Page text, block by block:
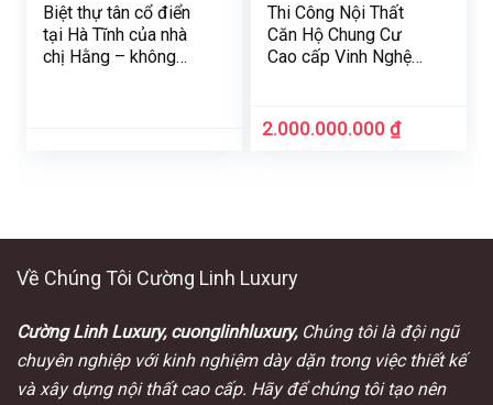
Biệt thự tân cổ điển
tại Hà Tĩnh của nhà
chị Hằng – không
Thi Công Nội Thất
Căn Hộ Chung Cư
Cao cấp Vinh Nghệ
2.000.000.000₫
Về Chúng Tôi Cường Linh Luxury
Cường Linh Luxury, cuonglinhluxury, Chúng tôi là đội ngũ
chuyên nghiệp với kinh nghiệm dày dặn trong việc thiết kế
và xây dựng nội thất cao cấp. Hãy để chúng tôi tạo nên